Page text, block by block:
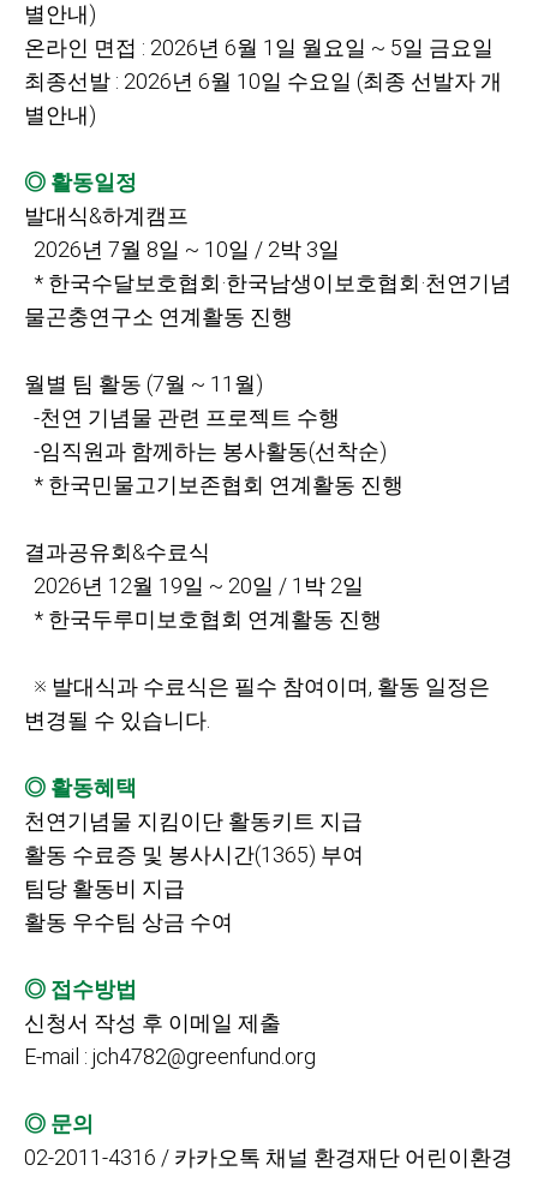
별안내)
온라인 면접 : 2026년 6월 1일 월요일 ~ 5일 금요일
최종선발 : 2026년 6월 10일 수요일 (최종 선발자 개
별안내)
◎ 활동일정
발대식&하계캠프
2026년 7월 8일 ~ 10일 / 2박 3일
* 한국수달보호협회·한국남생이보호협회·천연기념
물곤충연구소 연계활동 진행
월별 팀 활동 (7월 ~ 11월)
-천연 기념물 관련 프로젝트 수행
-임직원과 함께하는 봉사활동(선착순)
* 한국민물고기보존협회 연계활동 진행
결과공유회&수료식
2026년 12월 19일 ~ 20일 / 1박 2일
* 한국두루미보호협회 연계활동 진행
※ 발대식과 수료식은 필수 참여이며, 활동 일정은
변경될 수 있습니다.
◎ 활동혜택
천연기념물 지킴이단 활동키트 지급
활동 수료증 및 봉사시간(1365) 부여
팀당 활동비 지급
활동 우수팀 상금 수여
◎ 접수방법
신청서 작성 후 이메일 제출
E-mail : jch4782@greenfund.org
◎ 문의
02-2011-4316 / 카카오톡 채널 환경재단 어린이환경